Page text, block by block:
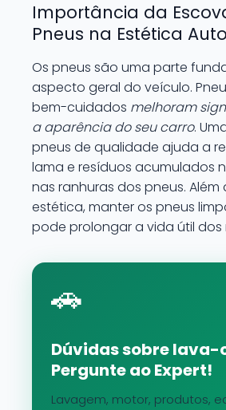
Importância da
Pneus na Estética
Os pneus são uma parte
aspecto geral do veículo.
bem-cuidados melhoram
a aparência do seu carro.
pneus de qualidade ajuda a
lama e resíduos acumulados
nas ranhuras dos pneus. Além
estética, manter os pneus
pode prolongar a vida útil dos
🚗
Dúvidas sobre lava-
Pergunte ao Expert!
Lavagem, motor, produtos,